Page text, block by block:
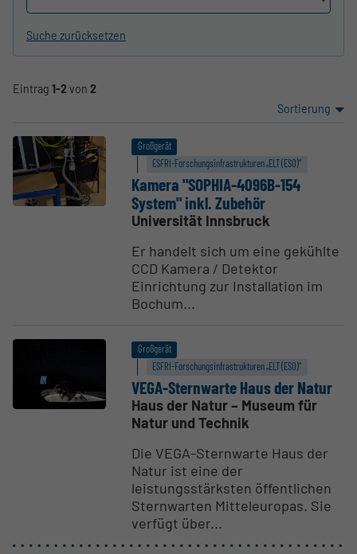
Suche zurücksetzen
Eintrag 1-2von 2
Sortierung
Großgerät
ESFRI-Forschungs­infrastrukturen „ELT (ESO)“
Kamera "SOPHIA-4096B-154
System" inkl. Zubehör
Universität Innsbruck
Er handelt sich um eine gekühlte
CCD Kamera / Detektor
Einrichtung zur Installation im
Bochum...
Großgerät
ESFRI-Forschungs­infrastrukturen „ELT (ESO)“
VEGA-Stern­warte Haus der Natur
Haus der Natur – Museum für
Natur und Technik
Die VEGA-Sternwarte Haus der
Natur ist eine der
leistungsstärksten öffentlichen
Sternwarten Mitteleuropas. Sie
verfügt über...